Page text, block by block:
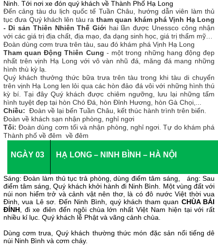
Ninh. Tới nơi xe đón quý khách về Thành Phố Hạ Long
Đến cảng tàu du lịch quốc tế Tuần Châu, hướng dẫn viên làm thủ
tục đưa Quý khách lên tàu ra tham quan khám phá Vịnh Hạ Long
- Di sản Thiên Nhiên Thế Giới hai lần được Unessco công nhận
với các giá trị địa chất, địa mạo, đa dạng sinh học, giá trị thẩm mỹ…
Đoàn dùng cơm trưa trên tàu, sau đó khám phá Vịnh Hạ Long
Tham quan Động Thiên Cung - một trong những hang động đẹp
nhất trên vịnh Hạ Long với vô vàn nhũ đá, măng đá mang những
hình thù kỳ lạ.
Quý khách thưởng thức bữa trưa trên tàu trong khi tàu di chuyển
trên vịnh Hạ Long len lỏi qua các hòn đảo đá vôi với những hình thú
kỳ bí. Tại đây Quý khách được chiêm ngưỡng, lưu lại những tấm
hình tuyệt đẹp tại hòn Chó Đá, hòn Đỉnh Hương, hòn Gà Chọi,...
Chiều: Đoàn về lại bến Tuần Châu, kết thúc hành trình trên biển.
Đoàn về khách sạn nhận phòng, nghỉ ngơi
Tối: Đoàn dùng cơm tối và nhận phòng, nghỉ ngơi. Tự do khám phá
Thành phố về đêm về đêm
NGÀY 03 HẠ LONG – NINH BÌNH – HÀ NỘI
Sáng: Đoàn làm thủ tục trả phòng, dùng điểm tâm sáng, áng: Sau
điểm tâm sáng, Quý khách khởi hành đi Ninh Bình. Một vùng đất với
núi non hiểm trở và cảnh vật nên thơ, là có đô nước Việt thời vua
Đinh, vua Lê sơ. Đến Ninh Bình, quý khách tham quan CHÙA BÁI
ĐÍNH, đi xe điên đến ngôi chùa lớn nhất Việt Nam hiện tại với rất
nhiều kỉ lục. Quý khách lễ Phật và vãng cảnh chùa.
Dùng cơm trưa, Quý khách thường thức món đặc sản nổi tiếng dê
núi Ninh Bình và cơm cháy.